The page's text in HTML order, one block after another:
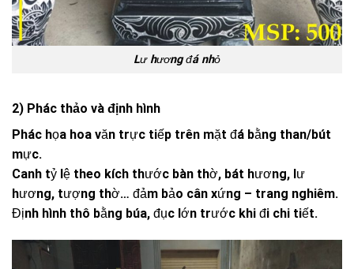
Lư hương đá nhỏ
2) Phác thảo và định hình
Phác họa hoa văn trực tiếp trên mặt đá bằng than/bút
mực.
Canh tỷ lệ theo kích thước bàn thờ, bát hương, lư
hương, tượng thờ… đảm bảo cân xứng – trang nghiêm.
Định hình thô bằng búa, đục lớn trước khi đi chi tiết.